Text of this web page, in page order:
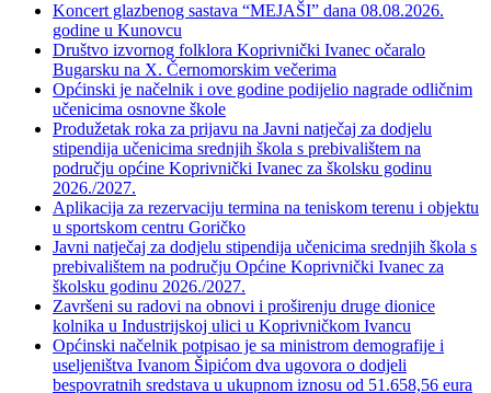
Koncert glazbenog sastava “MEJAŠI” dana 08.08.2026.
godine u Kunovcu
Društvo izvornog folklora Koprivnički Ivanec očaralo
Bugarsku na X. Černomorskim večerima
Općinski je načelnik i ove godine podijelio nagrade odličnim
učenicima osnovne škole
Produžetak roka za prijavu na Javni natječaj za dodjelu
stipendija učenicima srednjih škola s prebivalištem na
području općine Koprivnički Ivanec za školsku godinu
2026./2027.
Aplikacija za rezervaciju termina na teniskom terenu i objektu
u sportskom centru Goričko
Javni natječaj za dodjelu stipendija učenicima srednjih škola s
prebivalištem na području Općine Koprivnički Ivanec za
školsku godinu 2026./2027.
Završeni su radovi na obnovi i proširenju druge dionice
kolnika u Industrijskoj ulici u Koprivničkom Ivancu
Općinski načelnik potpisao je sa ministrom demografije i
useljeništva Ivanom Šipićom dva ugovora o dodjeli
bespovratnih sredstava u ukupnom iznosu od 51.658,56 eura